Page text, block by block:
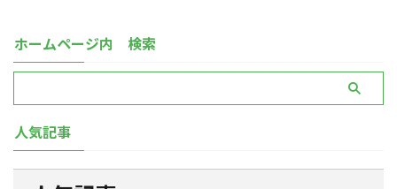
ホームページ内 検索
人気記事